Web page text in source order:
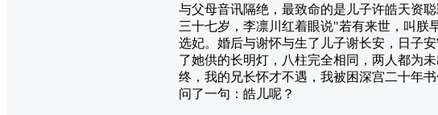
与父母音讯隔绝，最致命的是儿子许皓天资
三十七岁，李凛川红着眼说"若有来世，叫朕
选妃。婚后与谢怀与生了儿子谢长安，日子
了她供的长明灯，八柱完全相同，两人都为
终，我的兄长怀才不遇，我被困深宫二十年
问了一句：皓儿呢？